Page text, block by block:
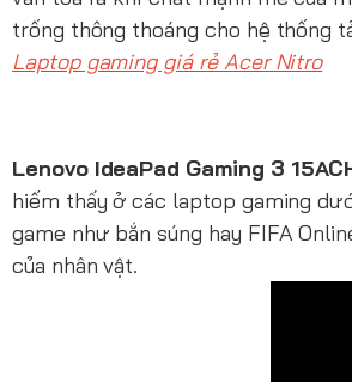
trống thông thoáng cho hệ thống
Laptop gaming giá rẻ Acer Nitro
Lenovo IdeaPad Gaming 3
hiếm thấy ở các laptop gaming
game như bắn súng hay FIFA
của nhân vật.